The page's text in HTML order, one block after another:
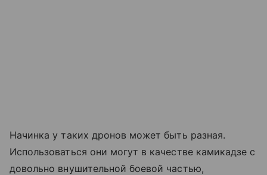
Начинка у таких дронов может быть разная.
Использоваться они могут в качестве камикадзе с
довольно внушительной боевой частью,